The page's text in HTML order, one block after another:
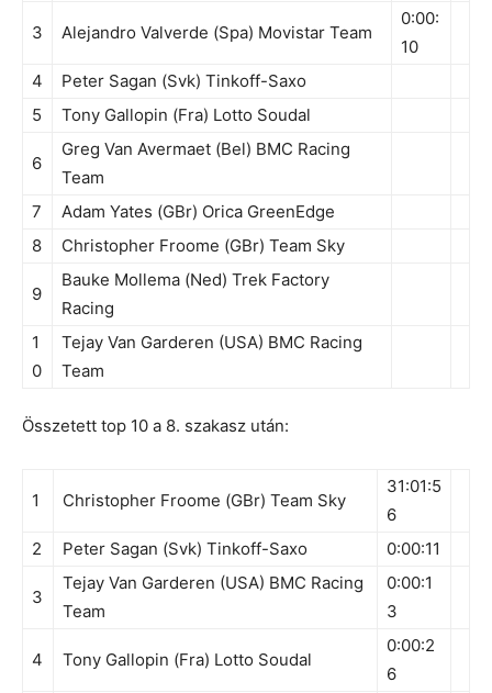
3 Alejandro Valverde (Spa) Movistar Team
0:00:
10
4
Peter Sagan (Svk) Tinkoff-Saxo
5
Tony Gallopin (Fra) Lotto Soudal
6
Greg Van Avermaet (Bel) BMC Racing
Team
7
Adam Yates (GBr) Orica GreenEdge
8
Christopher Froome (GBr) Team Sky
9
Bauke Mollema (Ned) Trek Factory
Racing
1
0
Tejay Van Garderen (USA) BMC Racing
Team
Összetett top 10 a 8. szakasz után:
1 Christopher Froome (GBr) Team Sky
31:01:5
6
2
Peter Sagan (Svk) Tinkoff-Saxo 0:00:11
3
Tejay Van Garderen (USA) BMC Racing
Team
0:00:1
3
4 Tony Gallopin (Fra) Lotto Soudal
0:00:2
6